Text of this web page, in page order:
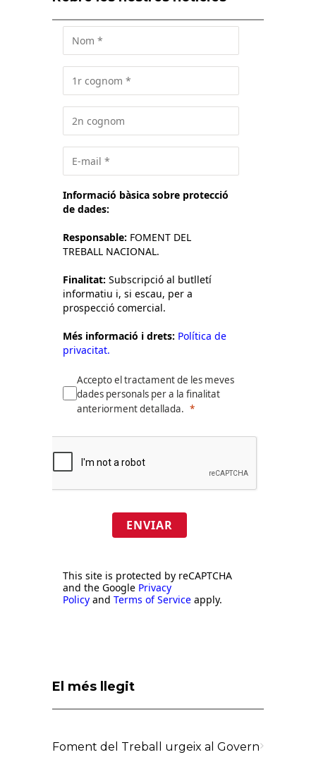
Informació bàsica sobre protecció
de dades:
Responsable: FOMENT DEL
TREBALL NACIONAL.
Finalitat: Subscripció al butlletí
informatiu i, si escau, per a
prospecció comercial.
Més informació i drets: Política de
privacitat.
Accepto el tractament de les meves
dades personals per a la finalitat
anteriorment detallada.
ENVIAR
This site is protected by reCAPTCHA
and the Google Privacy
Policy and Terms of Service apply.
El més llegit
Foment del Treball urgeix al Govern